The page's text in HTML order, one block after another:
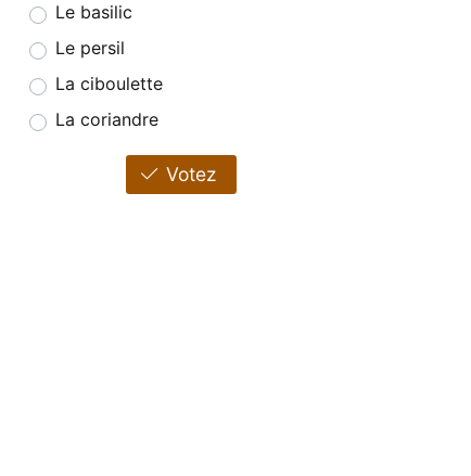
Le basilic
Le persil
La ciboulette
La coriandre
Votez